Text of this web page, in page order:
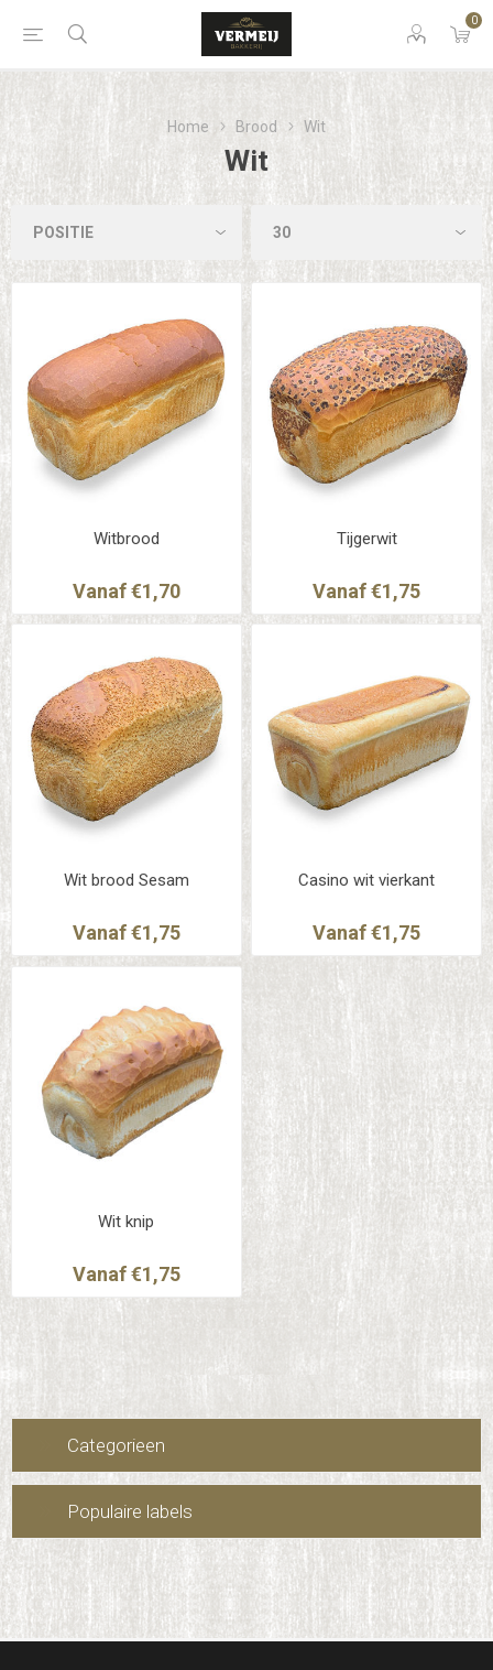
0
Home Brood Wit
Wit
Witbrood
Vanaf €1,70
Tijgerwit
Vanaf €1,75
Wit brood Sesam
Vanaf €1,75
Casino wit vierkant
Vanaf €1,75
Wit knip
Vanaf €1,75
Categorieen
Populaire labels